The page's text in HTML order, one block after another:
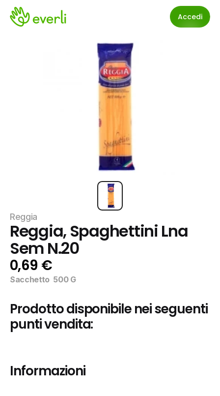
Accedi
Reggia
Reggia, Spaghettini Lna
Sem N.20
0,69 €
Sacchetto  500 G
Prodotto disponibile nei seguenti
punti vendita:
Informazioni